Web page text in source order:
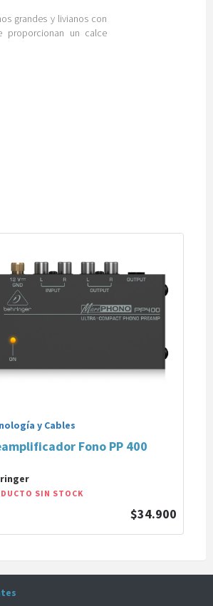
grandes y livianos con
proporcionan un calce
y Cables
Fono PP 400
SIN STOCK
$34.900